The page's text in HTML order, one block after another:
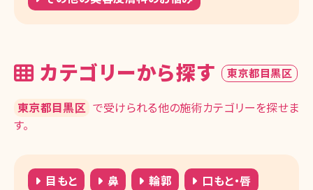
カテゴリーから探す 東京都目黒区
東京都目黒区 で受けられる他の施術カテゴリーを探せま
す。
目もと 鼻 輪郭
口もと・唇